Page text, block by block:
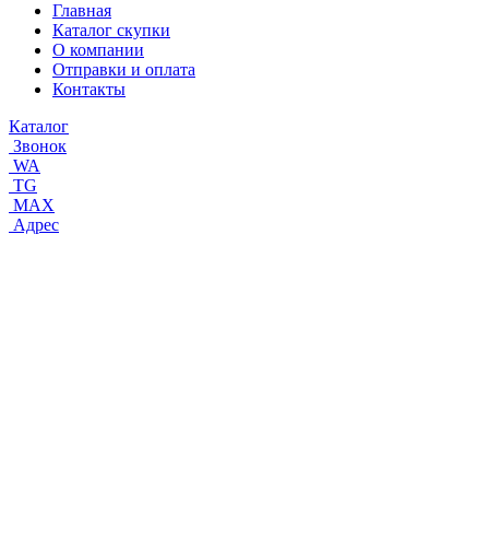
Главная
Каталог скупки
О компании
Отправки и оплата
Контакты
Каталог
Звонок
WA
TG
MAX
Адрес